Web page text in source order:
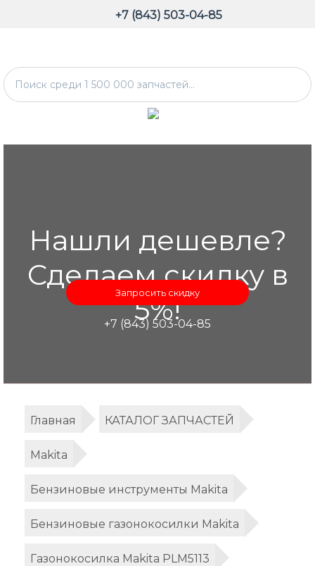
+7 (843) 503-04-85
Нашли дешевле?
Сделаем скидку в
5%!
Запросить скидку
+7 (843) 503-04-85
Главная КАТАЛОГ ЗАПЧАСТЕЙ
Makita
Бензиновые инструменты Makita
Бензиновые газонокосилки Makita
Газонокосилка Makita PLM5113